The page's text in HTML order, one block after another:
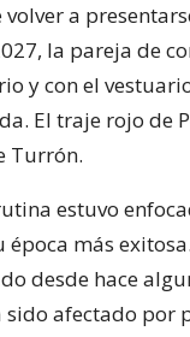
a
la pareja de
y con el
El traje rojo de
Turrón.
estuvo
más
desde hace
sido afectado por